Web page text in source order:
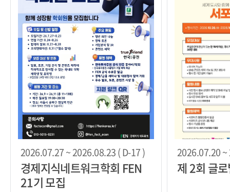
2026.07.27 ~ 2026.08.23 ( D-17 )
경제지식네트워크학회 FEN
21기 모집
2026.07.20 ~
제 2회 글